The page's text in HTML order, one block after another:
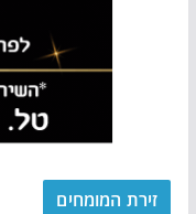
זירת המומחים